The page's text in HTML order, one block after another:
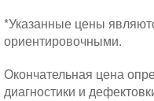
*Указанные цены
ориентировочными.
Окончательная цена
диагностики и